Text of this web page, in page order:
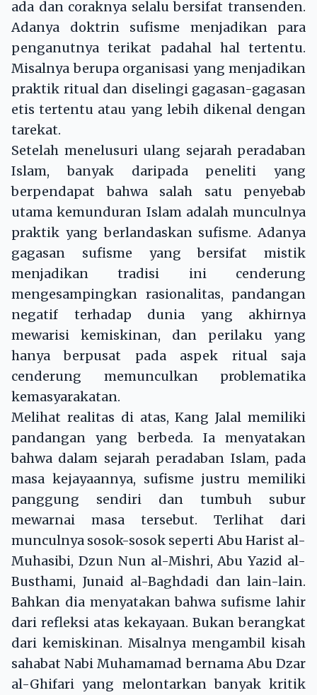
ada dan coraknya selalu bersifat transenden.
Adanya doktrin sufisme menjadikan para
penganutnya terikat padahal hal tertentu.
Misalnya berupa organisasi yang menjadikan
praktik ritual dan diselingi gagasan-gagasan
etis tertentu atau yang lebih dikenal dengan
tarekat.
Setelah menelusuri ulang sejarah peradaban
Islam, banyak daripada peneliti yang
berpendapat bahwa salah satu penyebab
utama kemunduran Islam adalah munculnya
praktik yang berlandaskan sufisme. Adanya
gagasan sufisme yang bersifat mistik
menjadikan tradisi ini cenderung
mengesampingkan rasionalitas, pandangan
negatif terhadap dunia yang akhirnya
mewarisi kemiskinan, dan perilaku yang
hanya berpusat pada aspek ritual saja
cenderung memunculkan problematika
kemasyarakatan.
Melihat realitas di atas, Kang Jalal memiliki
pandangan yang berbeda. Ia menyatakan
bahwa dalam sejarah peradaban Islam, pada
masa kejayaannya, sufisme justru memiliki
panggung sendiri dan tumbuh subur
mewarnai masa tersebut. Terlihat dari
munculnya sosok-sosok seperti Abu Harist al-
Muhasibi, Dzun Nun al-Mishri, Abu Yazid al-
Busthami, Junaid al-Baghdadi dan lain-lain.
Bahkan dia menyatakan bahwa sufisme lahir
dari refleksi atas kekayaan. Bukan berangkat
dari kemiskinan. Misalnya mengambil kisah
sahabat Nabi Muhamamad bernama Abu Dzar
al-Ghifari yang melontarkan banyak kritik